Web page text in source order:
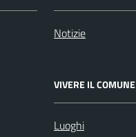
Notizie
VIVERE IL COMUNE
Luoghi